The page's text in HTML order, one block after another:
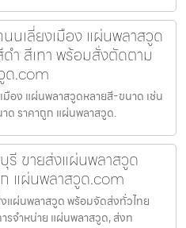
นเลี่ยงเมือง แผ่นพลาสวูด
ำ สีเทา พร้อมสั่งตัดตาม
ด.com
อง แผ่นพลาสวูดหลายสี-ขนาด เช่น
ด ราคาถูก แผ่นพลาสวูด.
รี ขายส่งแผ่นพลาสวูด
แผ่นพลาสวูด.com
แผ่นพลาสวูด พร้อมจัดส่งทั่วไทย
จำหน่าย แผ่นพลาสวูด, ส่งท